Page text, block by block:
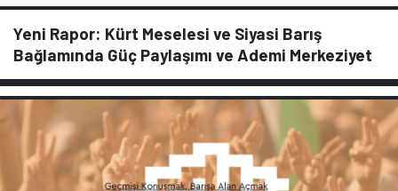
Yeni Rapor: Kürt Meselesi ve Siyasi Barış
Bağlamında Güç Paylaşımı ve Ademi Merkeziyet